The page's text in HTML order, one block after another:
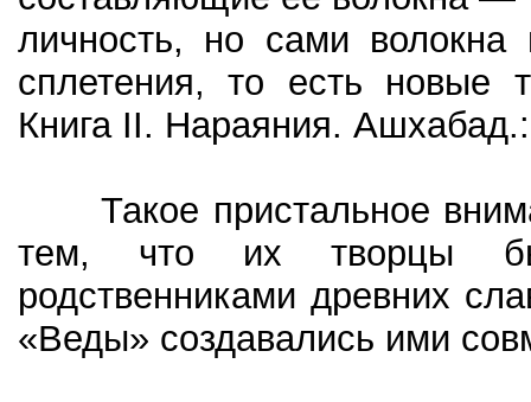
личность, но сами
сплетения, то есть новые
Книга II. Нараяния.
Такое пристальное
тем, что их творцы
родственниками древних
«Веды» создавались ими